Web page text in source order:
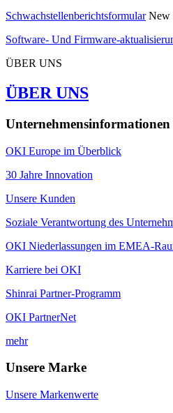
Schwachstellenberichtsformular New
Software- Und Firmware-
ÜBER UNS
ÜBER UNS
Unternehmensinformationen
OKI Europe im Überblick
30 Jahre Innovation
Unsere Kunden
Soziale Verantwortung des
OKI Niederlassungen im EMEA-
Karriere bei OKI
Shinrai Partner-Programm
OKI PartnerNet
mehr
Unsere Marke
Unsere Markenwerte